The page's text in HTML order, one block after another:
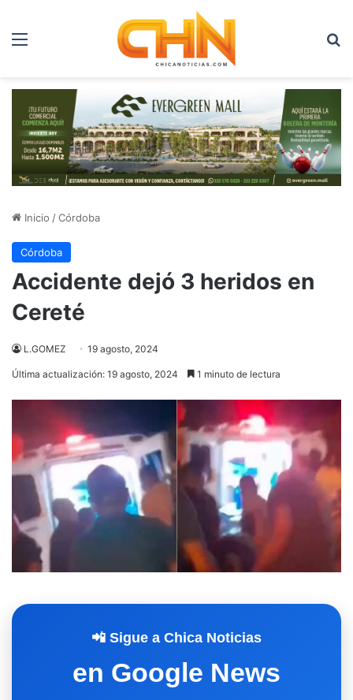
Menú
Inicio /Córdoba
Córdoba
Accidente dejó 3 heridos en
Cereté
L.GOMEZ 19 agosto, 2024
Última actualización: 19 agosto, 2024 1 minuto de lectura
📲 Sigue a Chica Noticias
en Google News